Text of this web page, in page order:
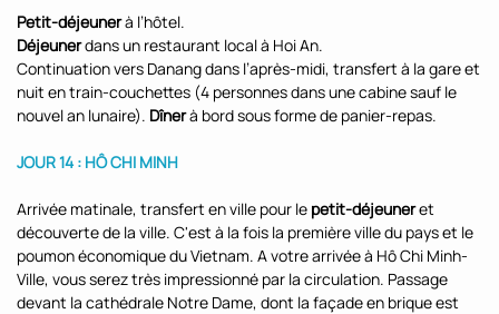
Petit-déjeunerà l’hôtel.
Déjeunerdans un restaurant local à Hoi An.
Continuation vers Danang dans l’après-midi, transfert à la gare et
nuit en train-couchettes (4 personnes dans une cabine sauf le
nouvel an lunaire). Dînerà bord sous forme de panier-repas.
JOUR 14 : HÔ CHI MINH
Arrivée matinale, transfert en ville pour le petit-déjeuneret
découverte de la ville. C'est à la fois la première ville du pays et le
poumon économique du Vietnam. A votre arrivée à Hô Chi Minh-
Ville, vous serez très impressionné par la circulation. Passage
devant la cathédrale Notre Dame, dont la façade en brique est